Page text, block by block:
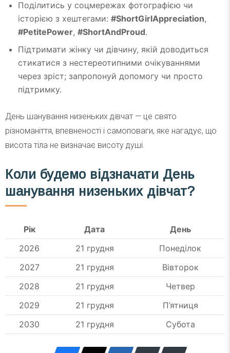
Поділитись у соцмережах фотографією чи
історією з хештегами: #ShortGirlAppreciation,
#PetitePower, #ShortAndProud.
Підтримати жінку чи дівчину, якій доводиться
стикатися з нестереотипними очікуваннями
через зріст; запропонуй допомогу чи просто
підтримку.
День шанування низеньких дівчат — це свято
різноманіття, впевненості і самоповаги, яке нагадує, що
висота тіла не визначає висоту душі.
Коли будемо відзначати День
шанування низеньких дівчат?
Рік Дата
День
2026
21 грудня
Понеділок
2027
21 грудня
Вівторок
2028
21 грудня
Четвер
2029
21 грудня
П’ятниця
2030
21 грудня Субота